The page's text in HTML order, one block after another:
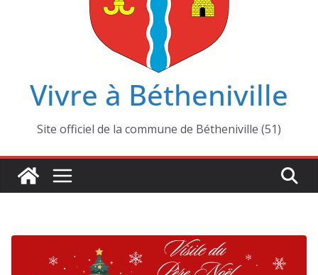
Vivre à Bétheniville
Site officiel de la commune de Bétheniville (51)